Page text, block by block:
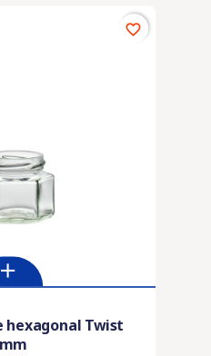
hexagonal Twist
favorite_border